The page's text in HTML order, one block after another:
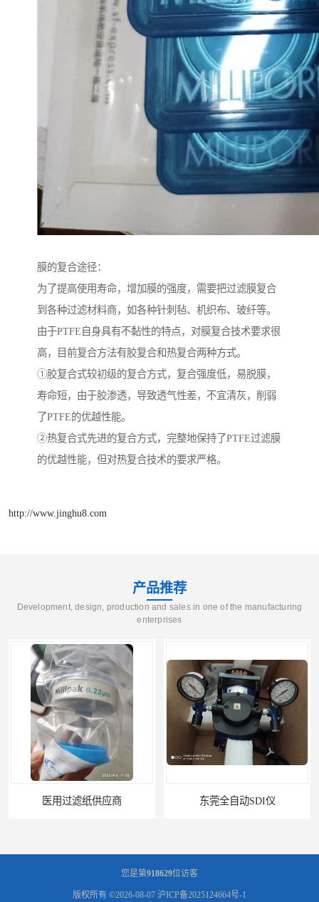
膜的复合途径：
为了提高使用寿命，增加膜的强度，需要把过滤膜复合
到各种过滤材料商，如各种针刺毡、机织布、玻纤等。
由于PTFE自身具有不黏性的特点，对膜复合技术要求很
高，目前复合方法有胶复合和热复合两种方式。
①胶复合式较初级的复合方式，复合强度低，易脱膜，
寿命短，由于胶渗透，导致透气性差，不宜清灰，削弱
了PTFE的优越性能。
②热复合式先进的复合方式，完整地保持了PTFE过滤膜
的优越性能，但对热复合技术的要求严格。
http://www.jinghu8.com
产品推荐
Development, design, production and sales in one of the manufacturing
enterprises
医用过滤纸供应商 东莞全自动SDI仪
您是第918629位访客
版权所有 ©2026-08-07 沪ICP备2025124664号-1